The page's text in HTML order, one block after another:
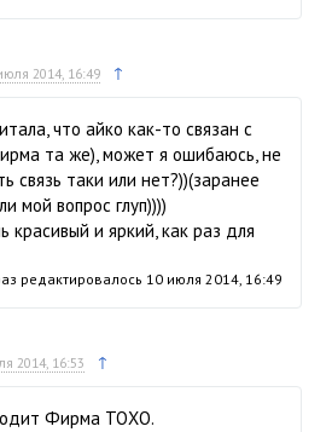
2014, 16:49 ↑
что айко как-то связан с
та же), может я ошибаюсь, не
связь таки или нет?))(заранее
мой вопрос глуп))))
красивый и яркий, как раз для
редактировалось 10 июля 2014, 16:49
2014, 16:53 ↑
Фирма ТОХО.